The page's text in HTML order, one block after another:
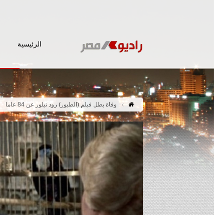
الرئيسية
وفاة بطل فيلم (الطيور) رود تيلور عن 84 عاما